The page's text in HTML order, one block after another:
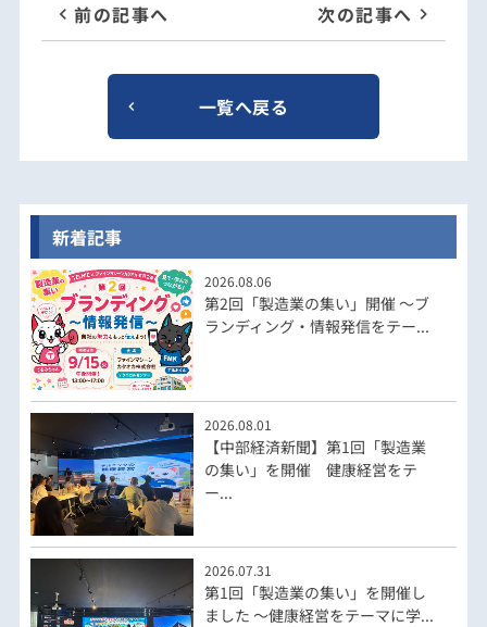
前の記事へ 次の記事へ
一覧へ戻る
新着記事
2026.08.06
第2回「製造業の集い」開催 ～ブ
ランディング・情報発信をテー...
2026.08.01
【中部経済新聞】第1回「製造業
の集い」を開催 健康経営をテ
ー...
2026.07.31
第1回「製造業の集い」を開催し
ました ～健康経営をテーマに学...